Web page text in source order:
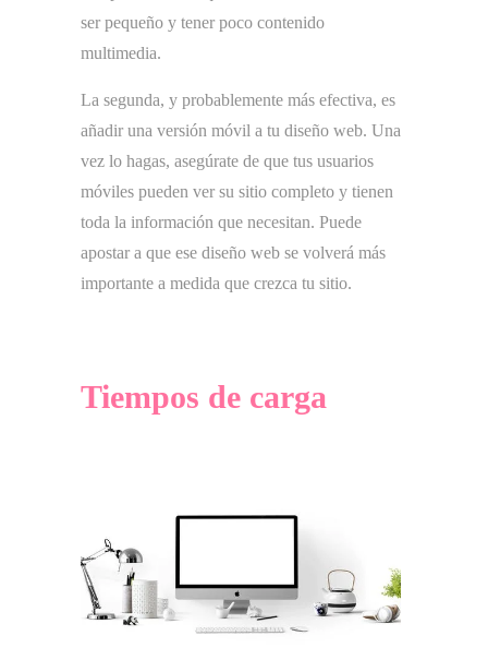
ser pequeño y tener poco contenido
multimedia.
La segunda, y probablemente más efectiva, es
añadir una versión móvil a tu diseño web. Una
vez lo hagas, asegúrate de que tus usuarios
móviles pueden ver su sitio completo y tienen
toda la información que necesitan. Puede
apostar a que ese diseño web se volverá más
importante a medida que crezca tu sitio.
Tiempos de carga